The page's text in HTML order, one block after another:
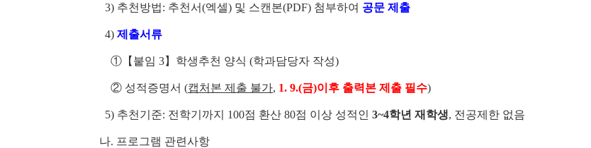
3) 추천방법: 추천서(엑셀) 및 스캔본(PDF) 첨부하여 공문 제출
4) 제출서류
①【붙임 3】학생추천 양식 (학과담당자 작성)
② 성적증명서 (캡처본 제출 불가, 1. 9.(금)이후 출력본 제출 필수)
5) 추천기준: 전학기까지 100점 환산 80점 이상 성적인 3~4학년 재학생, 전공제한 없음
나. 프로그램 관련사항